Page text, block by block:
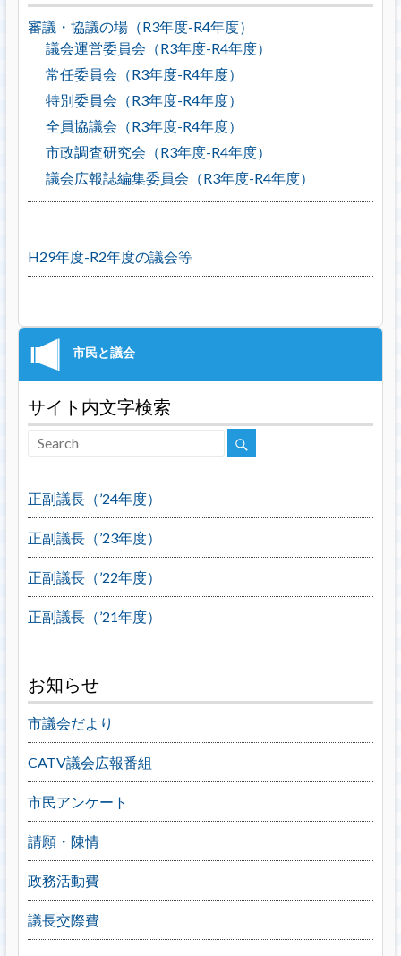
審議・協議の場（R3年度-R4年度）
議会運営委員会（R3年度-R4年度）
常任委員会（R3年度-R4年度）
特別委員会（R3年度-R4年度）
全員協議会（R3年度-R4年度）
市政調査研究会（R3年度-R4年度）
議会広報誌編集委員会（R3年度-R4年度）
H29年度-R2年度の議会等
サイト内文字検索
正副議長（’24年度）
正副議長（’23年度）
正副議長（’22年度）
正副議長（’21年度）
お知らせ
市議会だより
CATV議会広報番組
市民アンケート
請願・陳情
政務活動費
議長交際費